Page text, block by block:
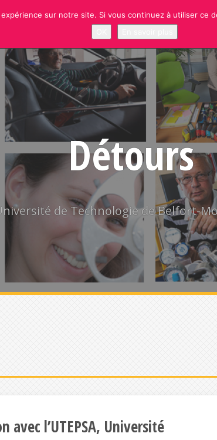
SITE OFFICIEL UTBM S’INSCRIRE À
Détours
de Technologie de Belfort-
l’UTEPSA, Université
sur notre site. Si vous continuez à utiliser ce